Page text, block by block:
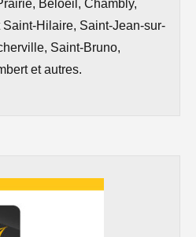
Beloeil, Chambly,
Hilaire, Saint-Jean-sur-
Saint-Bruno,
et autres.